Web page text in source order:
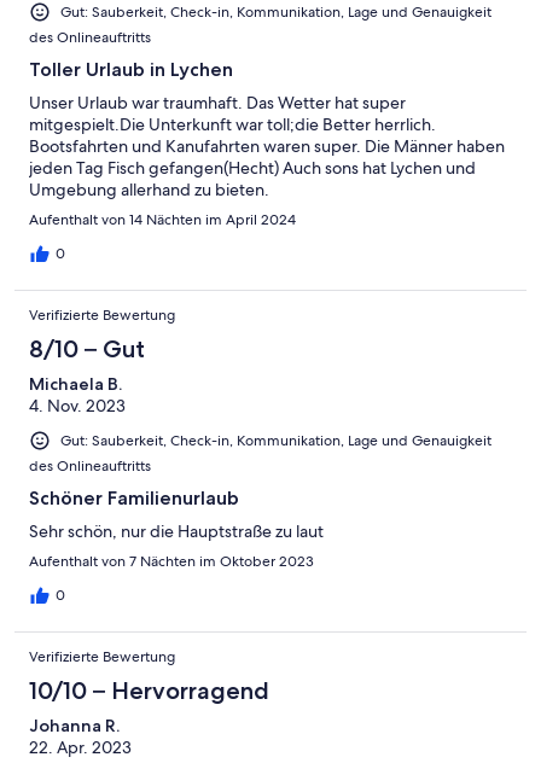
Gut: Sauberkeit, Check-in, Kommunikation, Lage und Genauigkeit
des Onlineauftritts
Toller Urlaub in Lychen
Unser Urlaub war traumhaft. Das Wetter hat super
mitgespielt.Die Unterkunft war toll;die Better herrlich.
Bootsfahrten und Kanufahrten waren super. Die Männer haben
jeden Tag Fisch gefangen(Hecht) Auch sons hat Lychen und
Umgebung allerhand zu bieten.
Aufenthalt von 14 Nächten im April 2024
0
Verifizierte Bewertung
8/10 – Gut
Michaela B.
4. Nov. 2023
Gut: Sauberkeit, Check-in, Kommunikation, Lage und Genauigkeit
des Onlineauftritts
Schöner Familienurlaub
Sehr schön, nur die Hauptstraße zu laut
Aufenthalt von 7 Nächten im Oktober 2023
0
Verifizierte Bewertung
10/10 – Hervorragend
Johanna R.
22. Apr. 2023